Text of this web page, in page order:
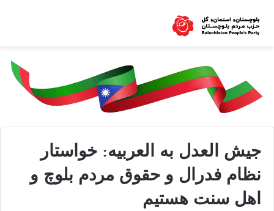
جيش العدل به العربيه: خواستار
نظام فدرال و حقوق مردم بلوچ و
اهل سنت هستيم